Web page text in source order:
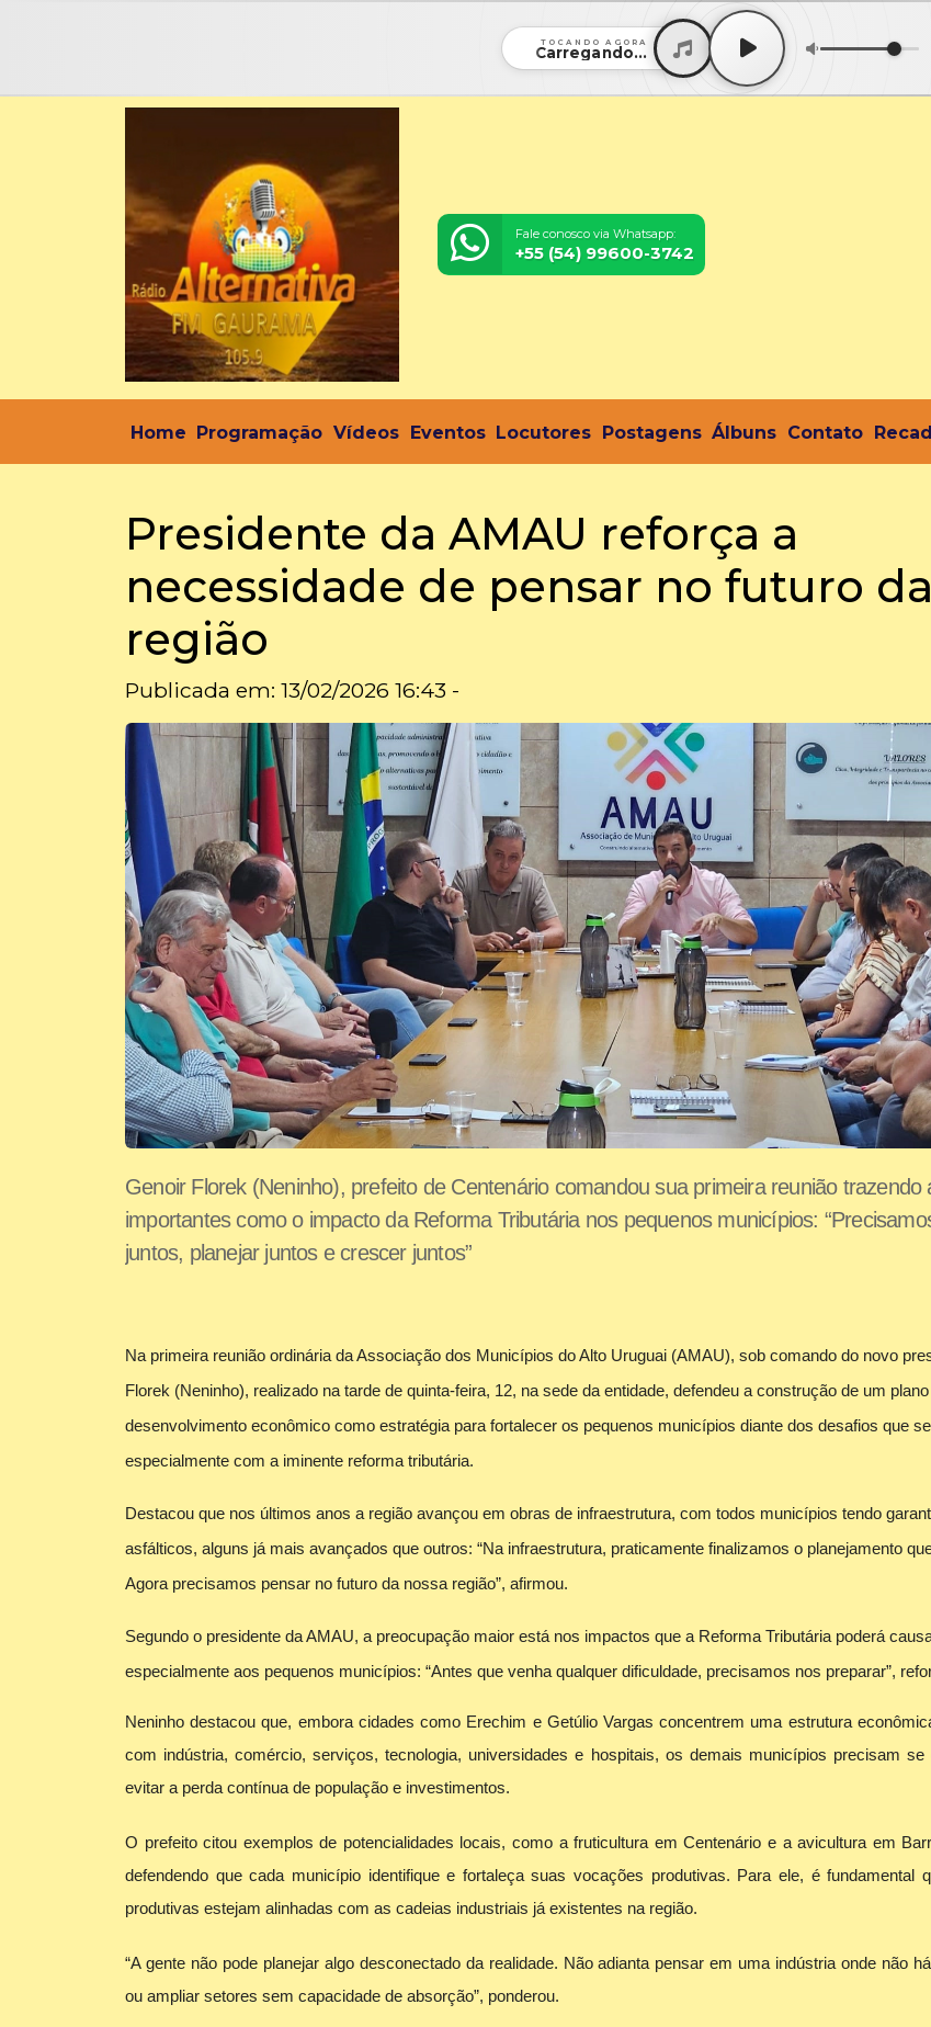
TOCANDO AGORA
Carregando...
Fale conosco via Whatsapp:
+55 (54) 99600-3742
Home Programação Vídeos Eventos Locutores Postagens Álbuns Contato
Presidente da AMAU reforça a
necessidade de pensar no futuro da
região
Publicada em: 13/02/2026 16:43 -
Genoir Florek (Neninho), prefeito de Centenário comandou sua primeira reunião trazendo
importantes como o impacto da Reforma Tributária nos pequenos municípios:
juntos, planejar juntos e crescer juntos”
Na primeira reunião ordinária da Associação dos Municípios do Alto Uruguai (AMAU), sob comando do novo
Florek (Neninho), realizado na tarde de quinta-feira, 12, na sede da entidade, defendeu a construção de um
desenvolvimento econômico como estratégia para fortalecer os pequenos municípios diante dos desafios que
especialmente com a iminente reforma tributária.
Destacou que nos últimos anos a região avançou em obras de infraestrutura, com todos municípios tendo
asfálticos, alguns já mais avançados que outros: “Na infraestrutura, praticamente finalizamos o planejamento
Agora precisamos pensar no futuro da nossa região”, afirmou.
Segundo o presidente da AMAU, a preocupação maior está nos impactos que a Reforma Tributária poderá
especialmente aos pequenos municípios: “Antes que venha qualquer dificuldade, precisamos nos preparar”,
Neninho destacou que, embora cidades como Erechim e Getúlio Vargas concentrem uma estrutura
com indústria, comércio, serviços, tecnologia, universidades e hospitais, os demais municípios precisam se
evitar a perda contínua de população e investimentos.
O prefeito citou exemplos de potencialidades locais, como a fruticultura em Centenário e a avicultura em
defendendo que cada município identifique e fortaleça suas vocações produtivas. Para ele, é fundamental
produtivas estejam alinhadas com as cadeias industriais já existentes na região.
“A gente não pode planejar algo desconectado da realidade. Não adianta pensar em uma indústria onde não
ou ampliar setores sem capacidade de absorção”, ponderou.